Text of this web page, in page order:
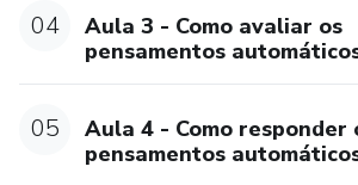
04
Aula 3 - Como avaliar os
pensamentos
05
Aula 4 - Como responder
pensamentos